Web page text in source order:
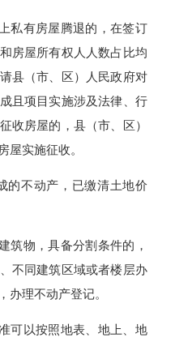
私有房屋腾退的，在签订
房屋所有权人人数占比均
县（市、区）人民政府对
且项目实施涉及法律、行
收房屋的，县（市、区）
屋实施征收。
的不动产，已缴清土地价
筑物，具备分割条件的，
不同建筑区域或者楼层办
办理不动产登记。
可以按照地表、地上、地